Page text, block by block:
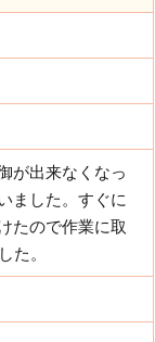
が出来なくなっ
ました。すぐに
たので作業に取
た。